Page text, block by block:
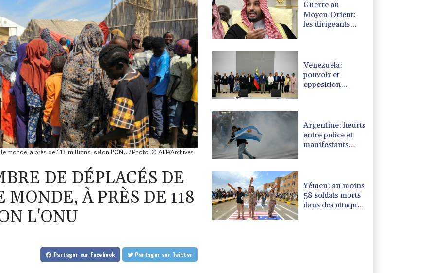
monde, à près de 118 millions, selon l'ONU / Photo: © AFP/Archives
DE DÉPLACÉS DE
MONDE, À PRÈS DE 118
L'ONU
Partager sur Facebook Partager sur Twitter
Guerre au
Moyen-Orient:
les dirigeants
Venezuela:
pouvoir et
opposition
transition
Argentine: heurts
entre police et
manifestants
privée
Yémen: au moins
58 soldats morts
dans des attaques